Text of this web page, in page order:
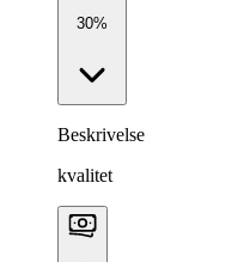
30%
Beskrivelse
kvalitet